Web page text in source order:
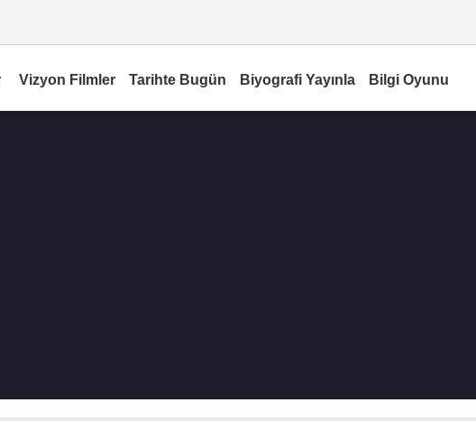
Vizyon Filmler Tarihte Bugün Biyografi Yayınla Bilgi Oyunu